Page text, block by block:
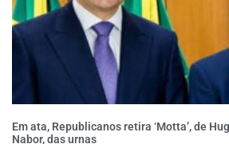
Em ata, Republicanos retira ‘Motta’, de
Nabor, das urnas